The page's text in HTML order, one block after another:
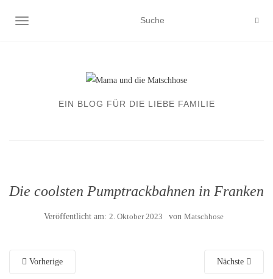
NAVIGATION EIN-/AUSSCHALTEN
EIN BLOG FÜR DIE LIEBE FAMILIE
Die coolsten Pumptrackbahnen in Franken
Veröffentlicht am: 2. Oktober 2023 von Matschhose
Vorherige Nächste